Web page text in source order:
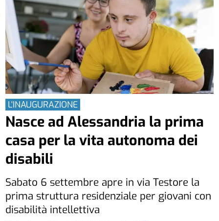
L'INAUGURAZIONE
Nasce ad Alessandria la prima
casa per la vita autonoma dei
disabili
Sabato 6 settembre apre in via Testore la
prima struttura residenziale per giovani con
disabilità intellettiva